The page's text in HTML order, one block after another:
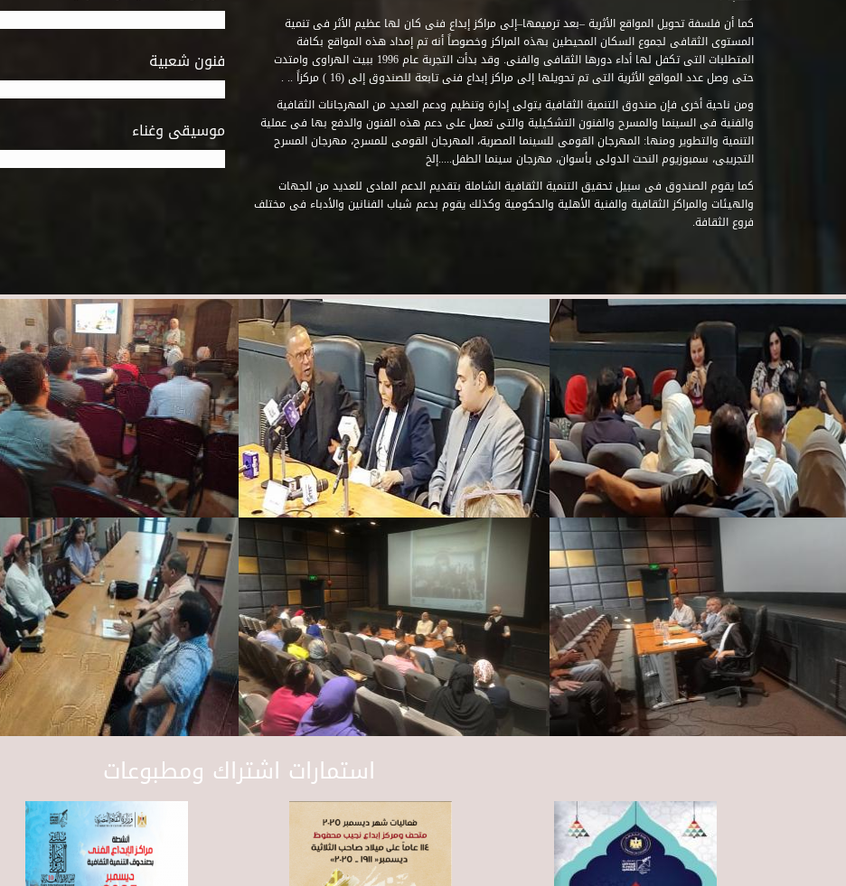
فنون شعبية
موسيقى وغناء
كما أن فلسفة تحويل المواقع الأثرية –بعد ترميمها–إلى مراكز إبداع فنى كان لها عظيم الأثر فى تنمية
المستوى الثقافى لجموع السكان المحيطين بهذه المراكز وخصوصاً أنه تم إمداد هذه المواقع بكافة
المتطلبات التى تكفل لها أداء دورها الثقافى والفنى. وقد بدأت التجربة عام 1996 ببيت الهراوى وامتدت
حتى وصل عدد المواقع الأثرية التى تم تحويلها إلى مراكز إبداع فنى تابعة للصندوق إلى (16 ) مركزاً .. .
ومن ناحية أخرى فإن صندوق التنمية الثقافية يتولى إدارة وتنظيم ودعم العديد من المهرجانات الثقافية
والفنية فى السينما والمسرح والفنون التشكيلية والتى تعمل على دعم هذه الفنون والدفع بها فى عملية
التنمية والتطوير ومنها: المهرجان القومى للسينما المصرية، المهرجان القومى للمسرح، مهرجان المسرح
التجريبى، سمبوزيوم النحت الدولى بأسوان، مهرجان سينما الطفل.....إلخ
كما يقوم الصندوق فى سبيل تحقيق التنمية الثقافية الشاملة بتقديم الدعم المادى للعديد من الجهات
والهيئات والمراكز الثقافية والفنية الأهلية والحكومية وكذلك يقوم بدعم شباب الفنانين والأدباء فى مختلف
فروع الثقافة.
استمارات اشتراك ومطبوعات